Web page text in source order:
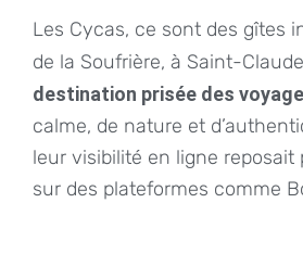
Les Cycas, ce sont des gîtes
de la Soufrière, à Saint-
destination prisée des
calme, de nature et
leur visibilité en ligne
sur des plateformes comme